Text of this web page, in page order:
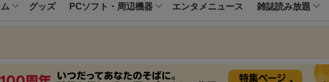
グッズ PCソフト・周辺機器 エンタメニュース 雑誌読み放題